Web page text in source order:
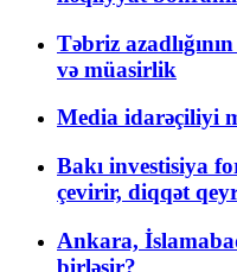
Təbriz
və müasirlik
Media idarəçiliyi
Bakı investisiya
çevirir, diqqət
Ankara,
birləşir?